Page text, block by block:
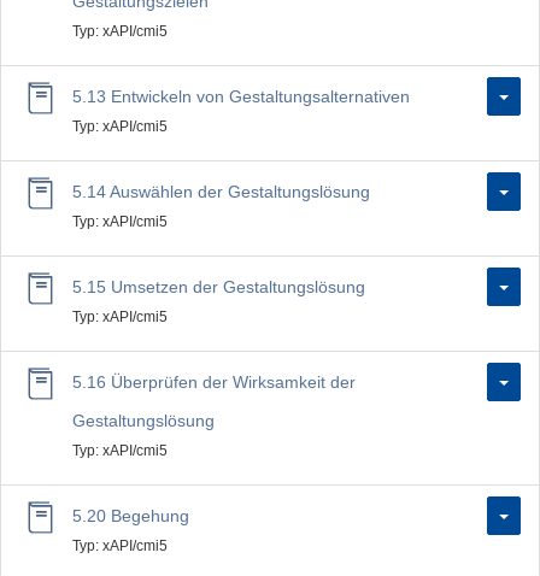
Typ: xAPI/cmi5
5.13 Entwickeln von Gestaltungsalternativen
Typ: xAPI/cmi5
5.14 Auswählen der Gestaltungslösung
Typ: xAPI/cmi5
5.15 Umsetzen der Gestaltungslösung
Typ: xAPI/cmi5
5.16 Überprüfen der Wirksamkeit der
Gestaltungslösung
Typ: xAPI/cmi5
5.20 Begehung
Typ: xAPI/cmi5